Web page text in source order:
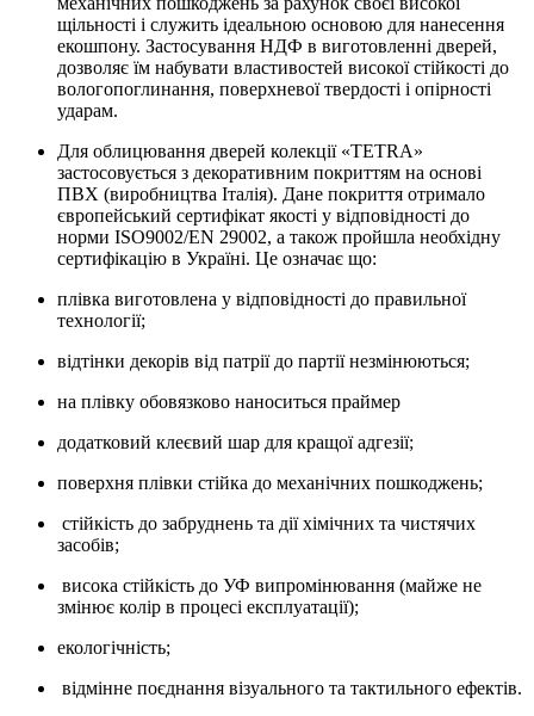
щільності і служить ідеальною основою для нанесення
екошпону. Застосування НДФ в виготовленні дверей,
дозволяє їм набувати властивостей високої стійкості до
вологопоглинання, поверхневої твердості і опірності
ударам.
Для облицювання дверей колекції «TETRA»
застосовується з декоративним покриттям на основі
ПВХ (виробництва Італія). Дане покриття отримало
європейський сертифікат якості у відповідності до
норми ISO9002/EN 29002, а також пройшла необхідну
сертифікацію в Україні. Це означає що:
плівка виготовлена у відповідності до правильної
технології;
відтінки декорів від патрії до партії незмінюються;
на плівку обовязково наноситься праймер
додатковий клеєвий шар для кращої адгезії;
поверхня плівки стійка до механічних пошкоджень;
стійкість до забруднень та дії хімічних та чистячих
засобів;
висока стійкість до УФ випромінювання (майже не
змінює колір в процесі експлуатації);
екологічність;
відмінне поєднання візуального та тактильного ефектів.